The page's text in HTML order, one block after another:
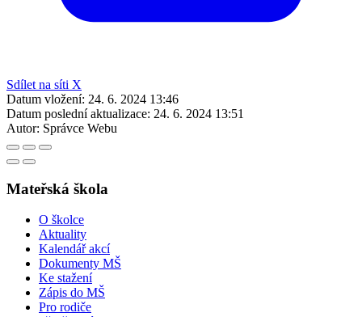
Sdílet na síti X
Datum vložení: 24. 6. 2024 13:46
Datum poslední aktualizace: 24. 6. 2024 13:51
Autor: Správce Webu
Mateřská škola
O školce
Aktuality
Kalendář akcí
Dokumenty MŠ
Ke stažení
Zápis do MŠ
Pro rodiče